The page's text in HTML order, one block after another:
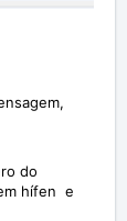
do
hífen e